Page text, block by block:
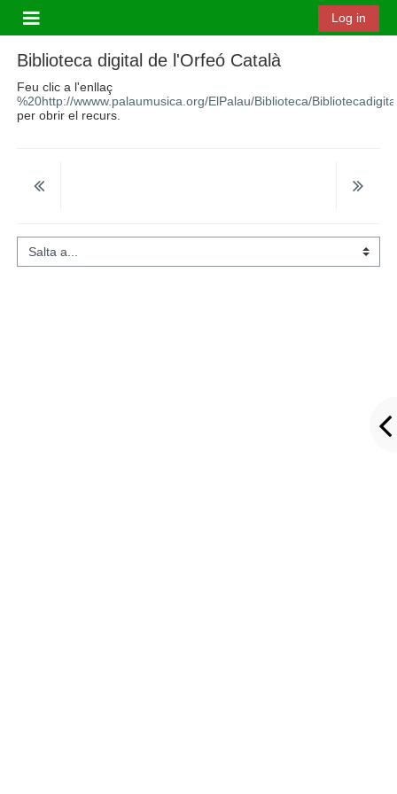
Panell lateral
Log in
Biblioteca digital de l'Orfeó Català
Feu clic a l'enllaç
%20http://wwww.palaumusica.org/ElPalau/Biblioteca/
per obrir el recurs.